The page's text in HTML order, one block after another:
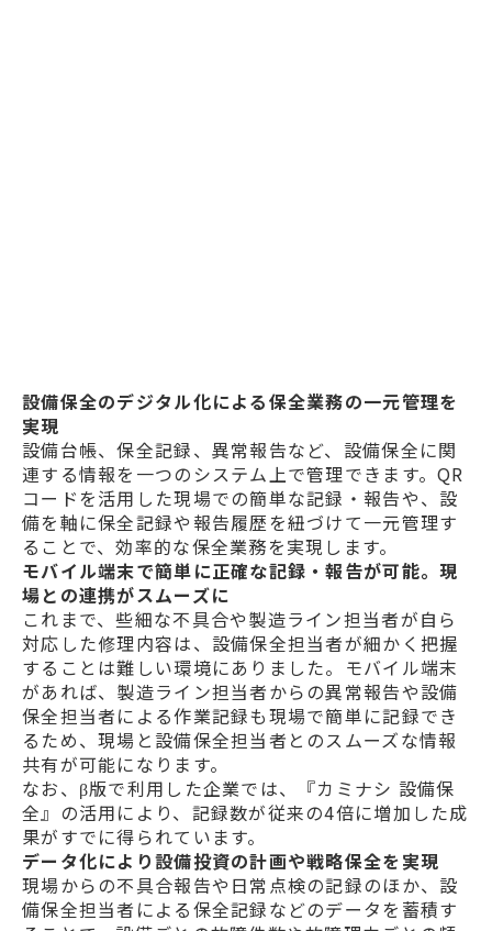
設備保全のデジタル化による保全業務の一元管理を
実現
設備台帳、保全記録、異常報告など、設備保全に関
連する情報を一つのシステム上で管理できます。QR
コードを活用した現場での簡単な記録・報告や、設
備を軸に保全記録や報告履歴を紐づけて一元管理す
ることで、効率的な保全業務を実現します。
モバイル端末で簡単に正確な記録・報告が可能。現
場との連携がスムーズに
これまで、些細な不具合や製造ライン担当者が自ら
対応した修理内容は、設備保全担当者が細かく把握
することは難しい環境にありました。モバイル端末
があれば、製造ライン担当者からの異常報告や設備
保全担当者による作業記録も現場で簡単に記録でき
るため、現場と設備保全担当者とのスムーズな情報
共有が可能になります。
なお、β版で利用した企業では、『カミナシ 設備保
全』の活用により、記録数が従来の4倍に増加した成
果がすでに得られています。
データ化により設備投資の計画や戦略保全を実現
現場からの不具合報告や日常点検の記録のほか、設
備保全担当者による保全記録などのデータを蓄積す